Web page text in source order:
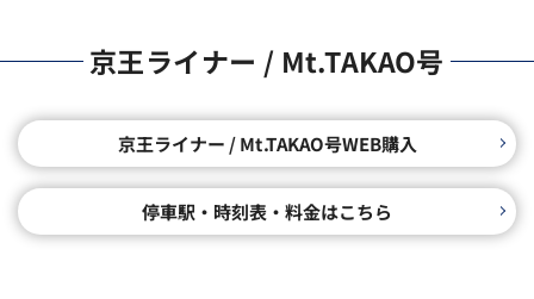
京王ライナー / Mt.TAKAO号
京王ライナー / Mt.TAKAO号WEB購入
停車駅・時刻表・料金はこちら